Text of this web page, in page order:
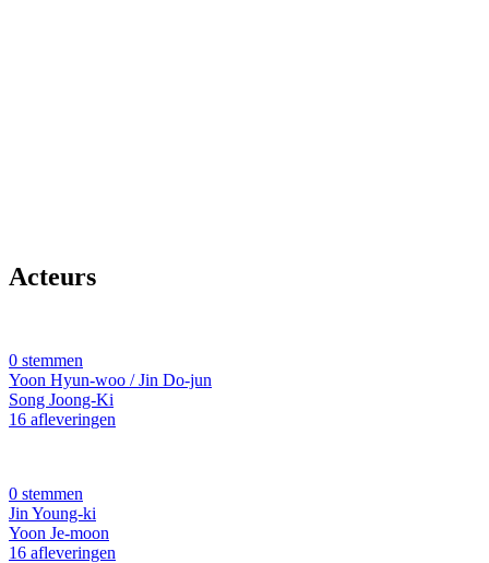
Acteurs
0 stemmen
Yoon Hyun-woo / Jin Do-jun
Song Joong-Ki
16 afleveringen
0 stemmen
Jin Young-ki
Yoon Je-moon
16 afleveringen